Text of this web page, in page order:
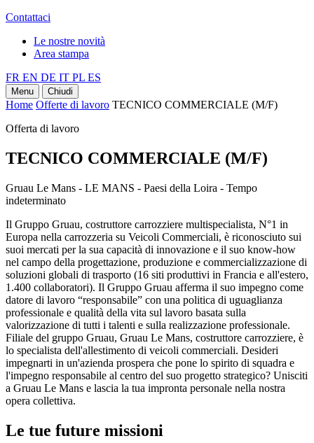
Contattaci
Le nostre novità
Area stampa
FR EN DE IT PL ES
Menu Chiudi
Home Offerte di lavoro TECNICO COMMERCIALE (M/F)
Offerta di lavoro
TECNICO COMMERCIALE (M/F)
Gruau Le Mans - LE MANS - Paesi della Loira - Tempo
indeterminato
Il Gruppo Gruau, costruttore carrozziere multispecialista, N°1 in
Europa nella carrozzeria su Veicoli Commerciali, è riconosciuto sui
suoi mercati per la sua capacità di innovazione e il suo know-how
nel campo della progettazione, produzione e commercializzazione di
soluzioni globali di trasporto (16 siti produttivi in Francia e all'estero,
1.400 collaboratori). Il Gruppo Gruau afferma il suo impegno come
datore di lavoro “responsabile” con una politica di uguaglianza
professionale e qualità della vita sul lavoro basata sulla
valorizzazione di tutti i talenti e sulla realizzazione professionale.
Filiale del gruppo Gruau, Gruau Le Mans, costruttore carrozziere, è
lo specialista dell'allestimento di veicoli commerciali. Desideri
impegnarti in un'azienda prospera che pone lo spirito di squadra e
l'impegno responsabile al centro del suo progetto strategico? Unisciti
a Gruau Le Mans e lascia la tua impronta personale nella nostra
opera collettiva.
Le tue future missioni